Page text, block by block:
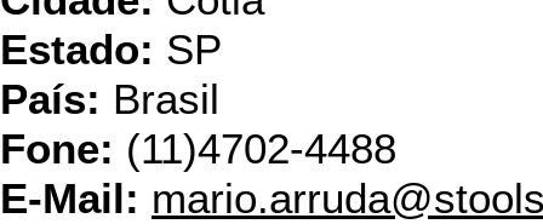
Estado: SP
País: Brasil
Fone: (11)4702-4488
E-Mail: